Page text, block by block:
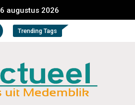
6 augustus 2026
Trending Tags